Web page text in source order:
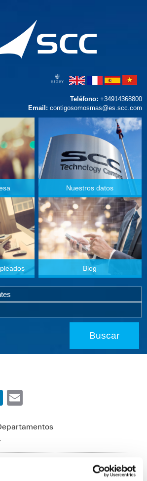
Teléfono: +34914368800
Email: contigosomosmas@es.scc.com
Nuestros datos
Blog
Li
k
ail